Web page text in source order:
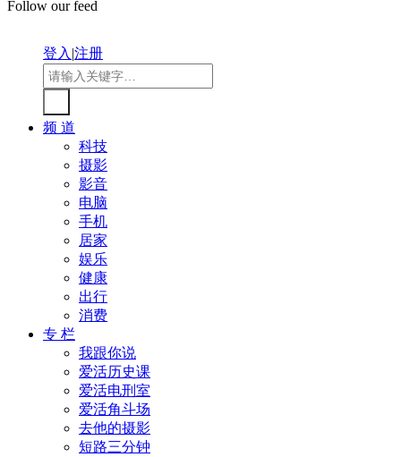
Follow our feed
登入|注册
频 道
科技
摄影
影音
电脑
手机
居家
娱乐
健康
出行
消费
专 栏
我跟你说
爱活历史课
爱活电刑室
爱活角斗场
去他的摄影
短路三分钟